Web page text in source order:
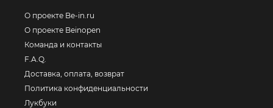
О проекте Be-in.ru
О проекте Beinopen
Команда и контакты
F.A.Q.
Доставка, оплата, возврат
Политика конфиденциальности
Лукбуки